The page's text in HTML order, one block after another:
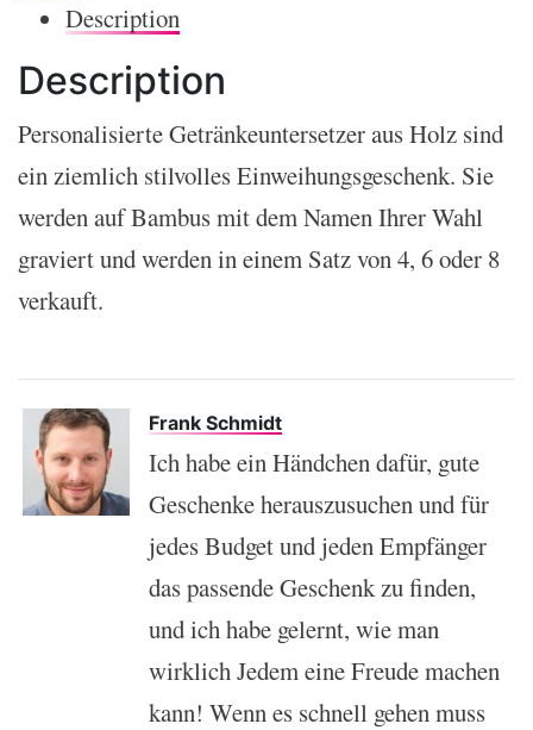
Description
Description
Personalisierte Getränkeuntersetzer aus Holz sind
ein ziemlich stilvolles Einweihungsgeschenk. Sie
werden auf Bambus mit dem Namen Ihrer Wahl
graviert und werden in einem Satz von 4, 6 oder 8
verkauft.
Frank Schmidt
Ich habe ein Händchen dafür, gute
Geschenke herauszusuchen und für
jedes Budget und jeden Empfänger
das passende Geschenk zu finden,
und ich habe gelernt, wie man
wirklich Jedem eine Freude machen
kann! Wenn es schnell gehen muss